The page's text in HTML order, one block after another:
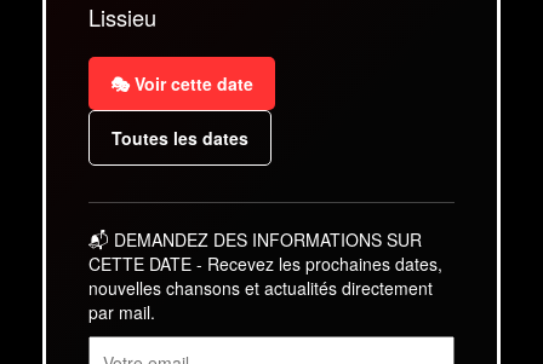
Lissieu
🎭 Voir cette date
Toutes les dates
📬 DEMANDEZ DES INFORMATIONS SUR
CETTE DATE - Recevez les prochaines dates,
nouvelles chansons et actualités directement
par mail.